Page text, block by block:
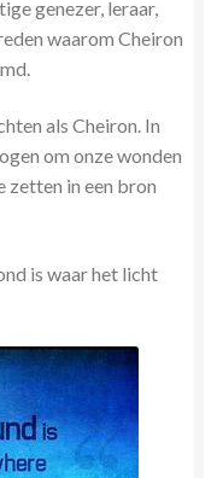
Archeia en hun
genezer, leraar,
waarom Cheiron
als Cheiron. In
om onze wonden
zetten in een bron
is waar het licht